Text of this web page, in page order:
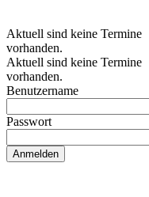
Aktuell sind keine Termine
vorhanden.
Aktuell sind keine Termine
vorhanden.
Benutzername
Passwort